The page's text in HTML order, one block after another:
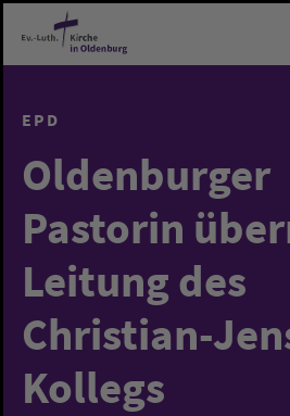
Zum Hauptinhalt springen
EPD
Oldenburger
Pastorin
Leitung des
Christian-
Kollegs